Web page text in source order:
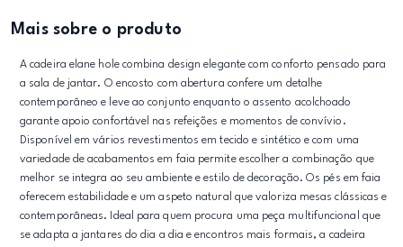
Mais sobre o produto
A cadeira elane hole combina design elegante com conforto pensado para
a sala de jantar. O encosto com abertura confere um detalhe
contemporâneo e leve ao conjunto enquanto o assento acolchoado
garante apoio confortável nas refeições e momentos de convívio.
Disponível em vários revestimentos em tecido e sintético e com uma
variedade de acabamentos em faia permite escolher a combinação que
melhor se integra ao seu ambiente e estilo de decoração. Os pés em faia
oferecem estabilidade e um aspeto natural que valoriza mesas clássicas e
contemporâneas. Ideal para quem procura uma peça multifuncional que
se adapta a jantares do dia a dia e encontros mais formais, a cadeira